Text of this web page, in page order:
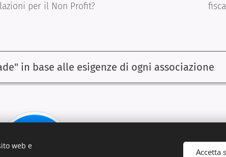
per il Non Profit?
in base alle esigenze di ogni associazione
web e
Accetta